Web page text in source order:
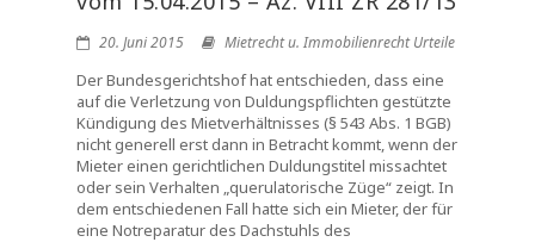
20. Juni 2015 Mietrecht u. Immobilienrecht Urteile
Der Bundesgerichtshof hat entschieden, dass eine
auf die Verletzung von Duldungspflichten gestützte
Kündigung des Mietverhältnisses (§ 543 Abs. 1 BGB)
nicht generell erst dann in Betracht kommt, wenn der
Mieter einen gerichtlichen Duldungstitel missachtet
oder sein Verhalten „querulatorische Züge“ zeigt. In
dem entschiedenen Fall hatte sich ein Mieter, der für
eine Notreparatur des Dachstuhls des